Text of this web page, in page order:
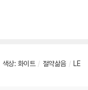
색상: 화이트 / 절약삶음 / LE